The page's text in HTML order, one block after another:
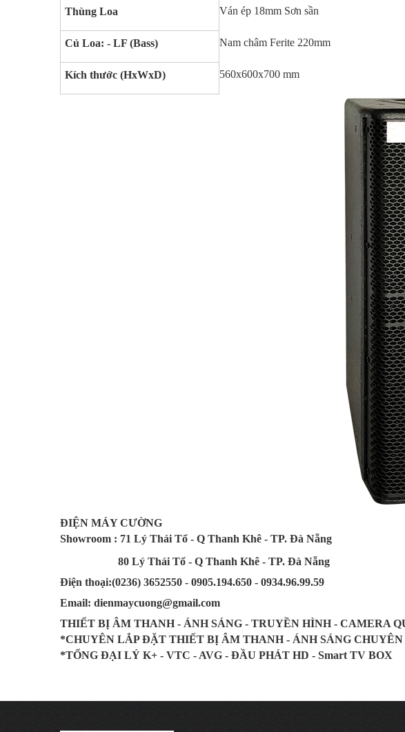
Thùng Loa Ván ép 18mm Sơn sần
Củ Loa: - LF (Bass) Nam châm Ferite 220mm
Kích thước (HxWxD) 560x600x700 mm
ĐIỆN MÁY CƯỜNG
Showroom : 71 Lý Thái Tổ - Q Thanh Khê - TP. Đà Nẵng
80 Lý Thái Tổ - Q Thanh Khê - TP. Đà Nẵng
Điện thoại:(0236) 3652550 - 0905.194.650 - 0934.96.99.59
Email: dienmaycuong@gmail.com
THIẾT BỊ ÂM THANH - ÁNH SÁNG - TRUYỀN HÌNH - CAMERA
*CHUYÊN LẮP ĐẶT THIẾT BỊ ÂM THANH - ÁNH SÁNG
*TỔNG ĐẠI LÝ K+ - VTC - AVG - ĐẦU PHÁT HD - Smart TV BOX